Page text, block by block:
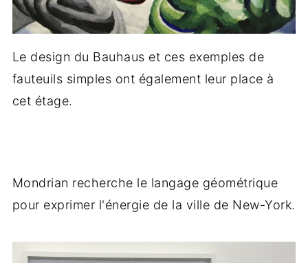
Le design du Bauhaus et ces exemples de
fauteuils simples ont également leur place à
cet étage.
Mondrian recherche le langage géométrique
pour exprimer l'énergie de la ville de New-York.